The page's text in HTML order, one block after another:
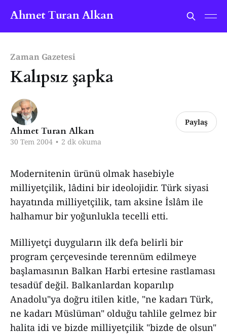
Ahmet Turan Alkan
Zaman Gazetesi
Kalıpsız şapka
Ahmet Turan Alkan
30 Tem 2004 • 2 dk okuma
Paylaş
Modernitenin ürünü olmak hasebiyle
milliyetçilik, lâdini bir ideolojidir. Türk siyasi
hayatında milliyetçilik, tam aksine İslâm ile
halhamur bir yoğunlukla tecelli etti.
Milliyetçi duyguların ilk defa belirli bir
program çerçevesinde terennüm edilmeye
başlamasının Balkan Harbi ertesine rastlaması
tesadüf değil. Balkanlardan koparılıp
Anadolu"ya doğru itilen kitle, "ne kadarı Türk,
ne kadarı Müslüman" olduğu tahlile gelmez bir
halita idi ve bizde milliyetçilik "bizde de olsun"